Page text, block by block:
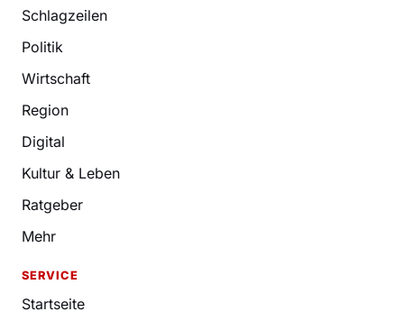
Schlagzeilen
Politik
Wirtschaft
Region
Digital
Kultur & Leben
Ratgeber
Mehr
SERVICE
Startseite